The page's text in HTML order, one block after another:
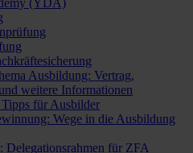
(YDA)
Ausbildung: Vertrag,
weitere Informationen
für Ausbilder
Wege in die Ausbildung
Delegationsrahmen für ZFA